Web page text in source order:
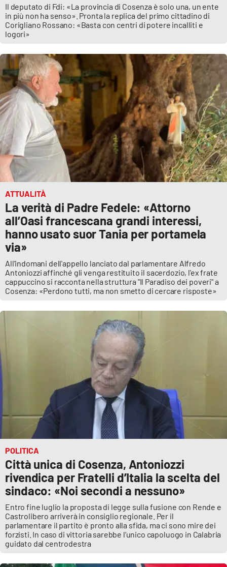
Il deputato di Fdi: «La provincia di Cosenza è solo una, un ente
in più non ha senso». Pronta la replica del primo cittadino di
Corigliano Rossano: «Basta con centri di potere incalliti e
logori»
ATTUALITÀ
La verità di Padre Fedele: «Attorno
all’Oasi francescana grandi interessi,
hanno usato suor Tania per portamela
via»
All'indomani dell'appello lanciato dal parlamentare Alfredo
Antoniozzi affinché gli venga restituito il sacerdozio, l'ex frate
cappuccino si racconta nella struttura "Il Paradiso dei poveri" a
Cosenza: «Perdono tutti, ma non smetto di cercare risposte»
POLITICA
Città unica di Cosenza, Antoniozzi
rivendica per Fratelli d’Italia la scelta del
sindaco: «Noi secondi a nessuno»
Entro fine luglio la proposta di legge sulla fusione con Rende e
Castrolibero arriverà in consiglio regionale. Per il
parlamentare il partito è pronto alla sfida, ma ci sono mire dei
forzisti. In caso di vittoria sarebbe l’unico capoluogo in Calabria
guidato dal centrodestra